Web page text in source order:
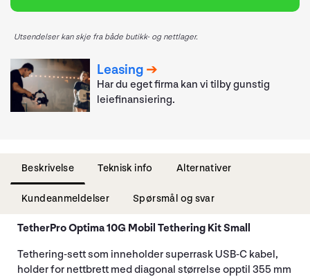
Utsendelser kan skje fra både butikk- og nettlager.
Leasing
Har du eget firma kan vi tilby gunstig
leiefinansiering.
Beskrivelse Teknisk info Alternativer
Kundeanmeldelser Spørsmål og svar
TetherPro Optima 10G Mobil Tethering Kit Small
Tethering-sett som inneholder superrask USB-C kabel,
holder for nettbrett med diagonal størrelse opptil 355 mm